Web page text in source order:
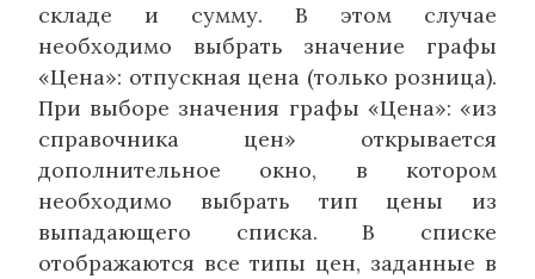
складе и сумму. В этом случае
необходимо выбрать значение графы
«Цена»: отпускная цена (только розница).
При выборе значения графы «Цена»: «из
справочника цен» открывается
дополнительное окно, в котором
необходимо выбрать тип цены из
выпадающего списка. В списке
отображаются все типы цен, заданные в